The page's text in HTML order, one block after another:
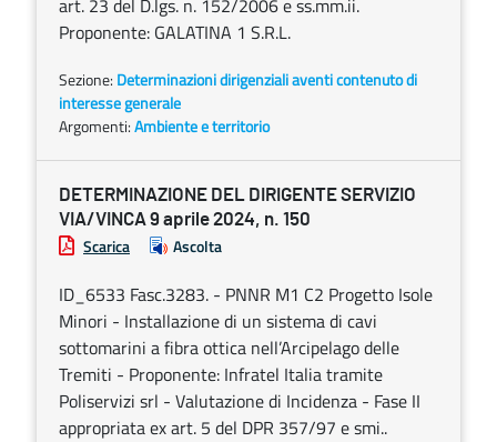
art. 23 del D.lgs. n. 152/2006 e ss.mm.ii.
Proponente: GALATINA 1 S.R.L.
Sezione: Determinazioni dirigenziali aventi contenuto di
interesse generale
Argomenti:Ambiente e territorio
DETERMINAZIONE DEL DIRIGENTE SERVIZIO
VIA/VINCA 9 aprile 2024, n. 150
Scarica Ascolta
ID_6533 Fasc.3283. - PNNR M1 C2 Progetto Isole
Minori - Installazione di un sistema di cavi
sottomarini a fibra ottica nell’Arcipelago delle
Tremiti - Proponente: Infratel Italia tramite
Poliservizi srl - Valutazione di Incidenza - Fase II
appropriata ex art. 5 del DPR 357/97 e smi..